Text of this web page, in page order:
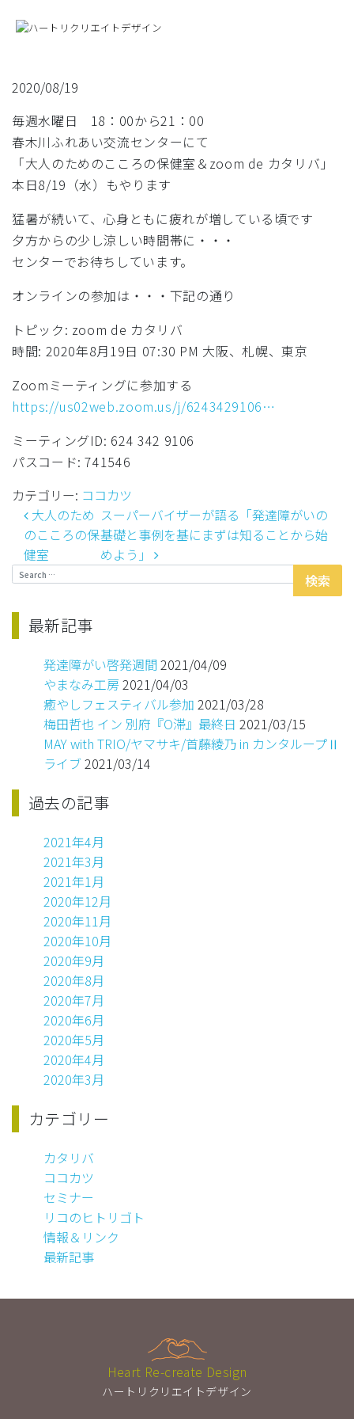
ホーム
企業の方へ
社員の方へ
ココカツ
出張セミナー
リンク
イベント
お問い合わせ
Heart Recreate
2020/08/19
毎週水曜日 18：00から21：00
春木川ふれあい交流センターにて
「大人のためのこころの保健室＆zoom de カタリバ」
本日8/19（水）もやります
猛暑が続いて、心身ともに疲れが増している頃です
夕方からの少し涼しい時間帯に・・・
センターでお待ちしています。
オンラインの参加は・・・下記の通り
トピック: zoom de カタリバ
時間: 2020年8月19日 07:30 PM 大阪、札幌、東京
Zoomミーティングに参加する
https://us02web.zoom.us/j/6243429106…
ミーティングID: 624 342 9106
パスコード: 741546
カテゴリー: ココカツ
投稿ナビゲーション
大人のため
のこころの保
健室
スーパーバイザーが語る「発達障がいの
基礎と事例を基にまずは知ることから始
めよう」
Search for:
最新記事
発達障がい啓発週間 2021/04/09
やまなみ工房 2021/04/03
癒やしフェスティバル参加 2021/03/28
梅田哲也 イン 別府『O滞』最終日 2021/03/15
MAY with TRIO/ヤマサキ/首藤綾乃 in カンタループⅡ
ライブ2021/03/14
過去の記事
2021年4月
2021年3月
2021年1月
2020年12月
2020年11月
2020年10月
2020年9月
2020年8月
2020年7月
2020年6月
2020年5月
2020年4月
2020年3月
カテゴリー
カタリバ
ココカツ
セミナー
リコのヒトリゴト
情報＆リンク
最新記事
Heart Re-create Design
ハートリクリエイトデザイン